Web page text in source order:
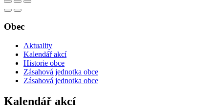
Obec
Aktuality
Kalendář akcí
Historie obce
Zásahová jednotka obce
Zásahová jednotka obce
Kalendář akcí